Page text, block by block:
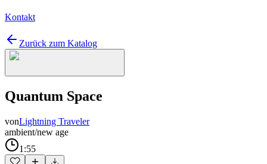
Kontakt
Zurück zum Katalog
Quantum Space
vonLightning Traveler
ambient/new age
1:55